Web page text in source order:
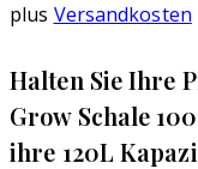
plus Versandkosten
Halten Sie Ihre
Grow Schale
ihre 120L